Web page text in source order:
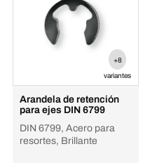
+8
variantes
Arandela de retención
para ejes DIN 6799
DIN 6799, Acero para
resortes, Brillante